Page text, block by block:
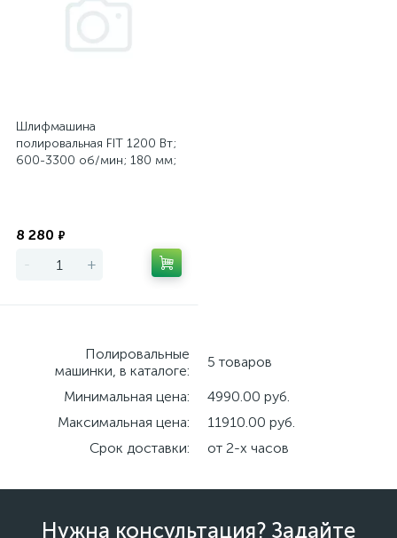
Шлифмашина
полировальная FIT 1200 Вт;
600-3300 об/мин; 180 мм;
8 280 ₽
- +
Полировальные
машинки, в каталоге:
5 товаров
Минимальная цена:
4990.00 руб.
Максимальная цена:
11910.00 руб.
Срок доставки:
от 2-х часов
Нужна консультация? Задайте